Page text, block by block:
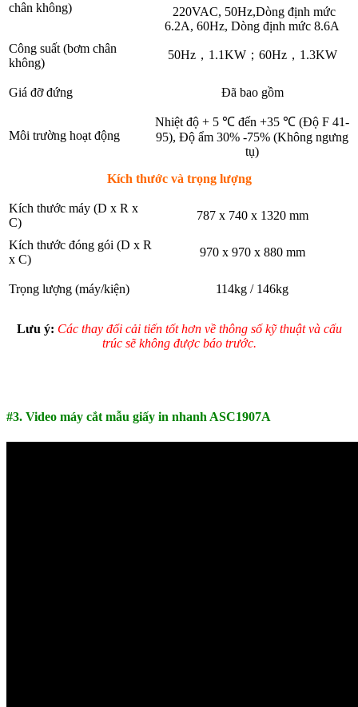
chân không)
220VAC, 50Hz,Dòng định mức
6.2A, 60Hz, Dòng định mức 8.6A
Công suất (bơm chân
không)
50Hz，1.1KW；60Hz，1.3KW
Giá đỡ đứng Đã bao gồm
Môi trường hoạt động
Nhiệt độ + 5 ℃ đến +35 ℃ (Độ F 41-
95), Độ ẩm 30% -75% (Không ngưng
tụ)
Kích thước và trọng lượng
Kích thước máy (D x R x
C)
787 x 740 x 1320 mm
Kích thước đóng gói (D x R
x C)
970 x 970 x 880 mm
Trọng lượng (máy/kiện) 114kg / 146kg
Lưu ý: Các thay đổi cải tiến tốt hơn về thông số kỹ thuật và cấu
trúc sẽ không được báo trước.
#3. Video máy cắt mẫu giấy in nhanh ASC1907A